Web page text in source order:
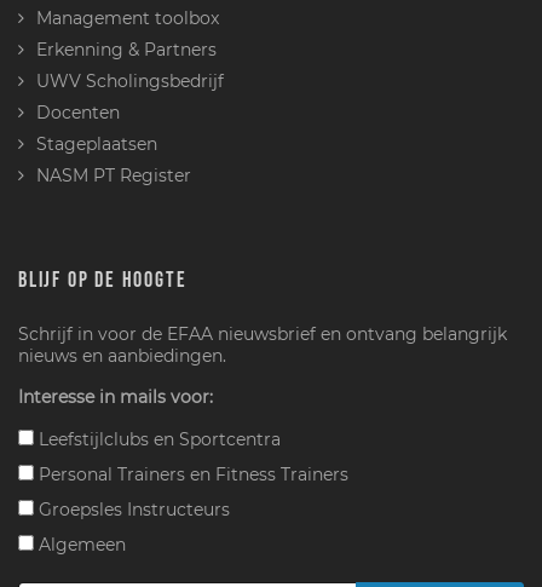
Management toolbox
Erkenning & Partners
UWV Scholingsbedrijf
Docenten
Stageplaatsen
NASM PT Register
BLIJF OP DE HOOGTE
Schrijf in voor de EFAA nieuwsbrief en ontvang belangrijk
nieuws en aanbiedingen.
Interesse in mails voor:
Leefstijlclubs en Sportcentra
Personal Trainers en Fitness Trainers
Groepsles Instructeurs
Algemeen